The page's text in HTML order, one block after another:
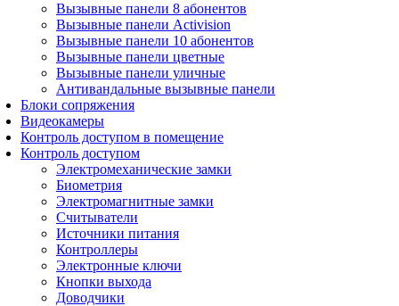
Вызывные панели 8 абонентов
Вызывные панели Activision
Вызывные панели 10 абонентов
Вызывные панели цветные
Вызывные панели уличные
Антивандальные вызывные панели
Блоки сопряжения
Видеокамеры
Контроль доступом в помещение
Контроль доступом
Электромеханические замки
Биометрия
Электромагнитные замки
Считыватели
Источники питания
Контроллеры
Электронные ключи
Кнопки выхода
Доводчики